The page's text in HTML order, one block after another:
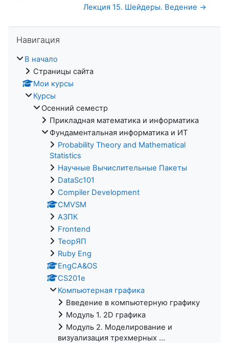
Лекция 15. Шейдеры. Ведение →
Навигация
В начало
Страницы сайта
Мои курсы
Курсы
Осенний семестр
Прикладная математика и информатика
Фундаментальная информатика и ИТ
Probability Theory and Mathematical
Statistics
Научные Вычислительные Пакеты
DataSc101
Compiler Development
CMVSM
АЗПК
Frontend
ТеорЯП
Ruby Eng
EngCA&OS
CS201e
Компьютерная графика
Введение в компьютерную графику
Модуль 1. 2D графика
Модуль 2. Моделирование и
визуализация трехмерных ...